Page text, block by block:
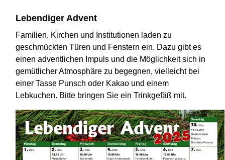
Lebendiger Advent
Familien, Kirchen und Institutionen laden zu
geschmückten Türen und Fenstern ein. Dazu gibt es
einen adventlichen Impuls und die Möglichkeit sich in
gemütlicher Atmosphäre zu begegnen, vielleicht bei
einer Tasse Punsch oder Kakao und einem
Lebkuchen. Bitte bringen Sie ein Trinkgefäß mit.